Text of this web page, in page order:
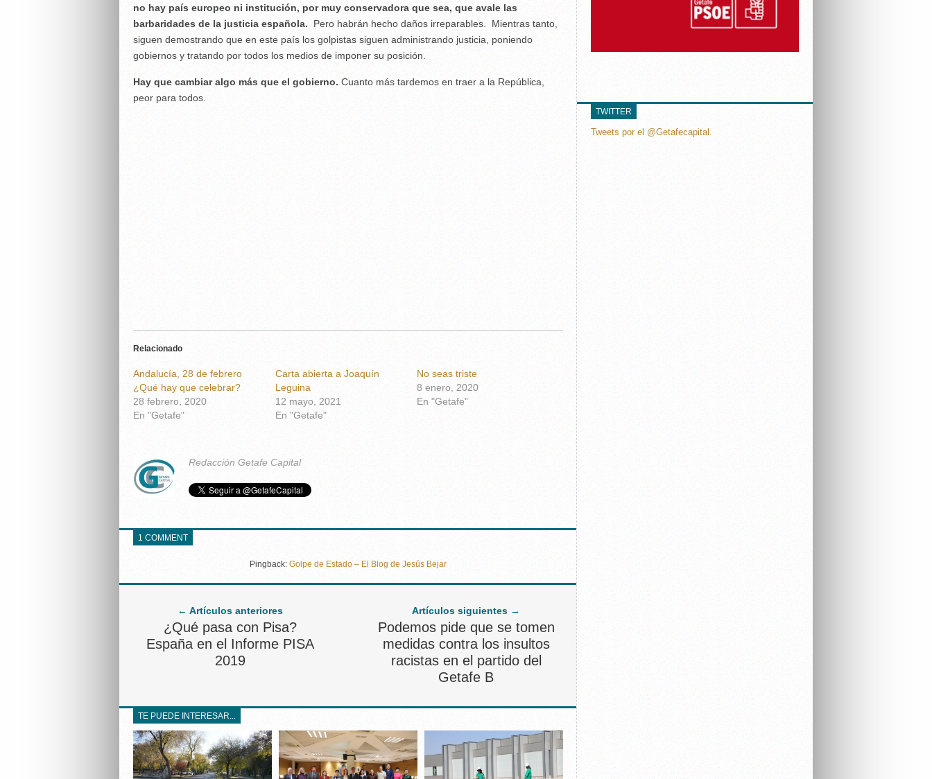
no hay país europeo ni institución, por muy conservadora que sea, que avale las
barbaridades de la justicia española.
Pero habrán hecho daños irreparables. Mientras tanto,
siguen demostrando que en este país los golpistas siguen administrando justicia, poniendo
gobiernos y tratando por todos los medios de imponer su posición.
Hay que cambiar algo más que el gobierno. Cuanto más tardemos en traer a la República,
peor para todos.
Relacionado
Andalucía, 28 de febrero
¿Qué hay que celebrar?
28 febrero, 2020
En "Getafe"
Carta abierta a Joaquín
Leguina
12 mayo, 2021
En "Getafe"
No seas triste
8 enero, 2020
En "Getafe"
Redacción Getafe Capital
1 COMMENT
Pingback: Golpe de Estado – El Blog de Jesús Bejar
← Artículos anteriores
¿Qué pasa con Pisa?
España en el Informe PISA
2019
Artículos siguientes →
Podemos pide que se tomen
medidas contra los insultos
racistas en el partido del
Getafe B
TE PUEDE INTERESAR...
TWITTER
Tweets por el @Getafecapital.